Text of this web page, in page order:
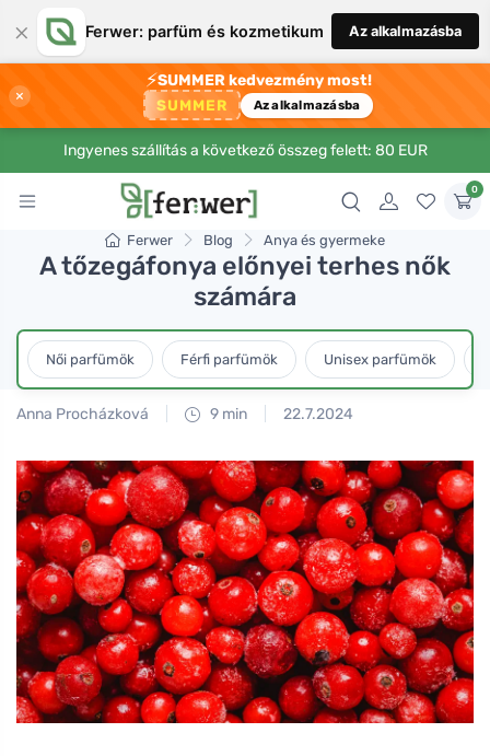
× Ferwer: parfüm és kozmetikum Az alkalmazásba
×
⚡SUMMER kedvezmény most!
SUMMER Az alkalmazásba
Ingyenes szállítás a következő összeg felett: 80 EUR
0
Ferwer Blog Anya és gyermeke
A tőzegáfonya előnyei terhes nők
számára
Női parfümök Férfi parfümök Unisex parfümök
Anna Procházková 9 min 22.7.2024